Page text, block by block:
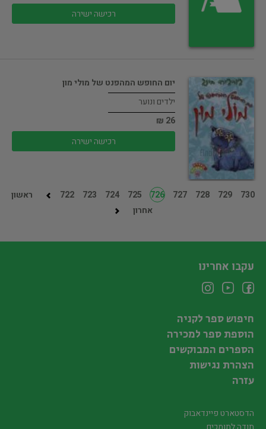
רכישה ישירה
יום החופש המהפנט של מולי מון
ילדים ונוער
26 ₪
רכישה ישירה
ראשון 722 723 724 725 726 727 728 729
730
אחרון
עקבו אחרינו
חיפוש ספר לקניה
הוספת ספר למכירה
הספרים המבוקשים
הצהרת נגישות
עזרה
הדסטארט פיינדאבוק